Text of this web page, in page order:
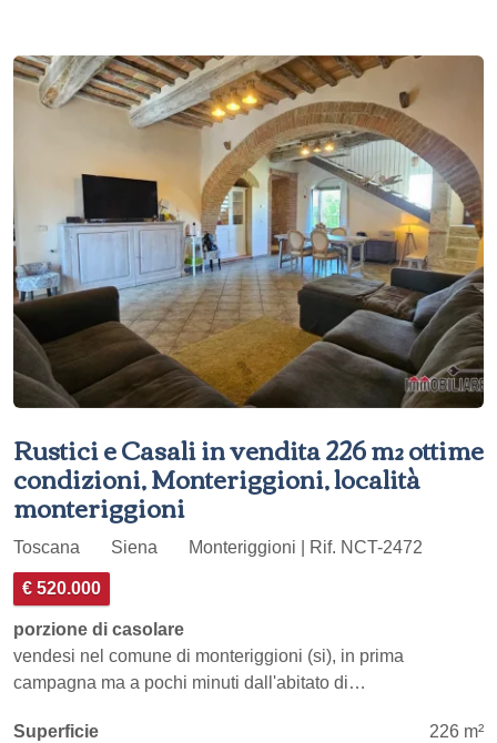
Rustici e Casali in vendita 226 m² ottime
condizioni, Monteriggioni, località
monteriggioni
Toscana Siena Monteriggioni | Rif. NCT-2472
€ 520.000
porzione di casolare
vendesi nel comune di monteriggioni (si), in prima
campagna ma a pochi minuti dall'abitato di…
Superficie
226 m²